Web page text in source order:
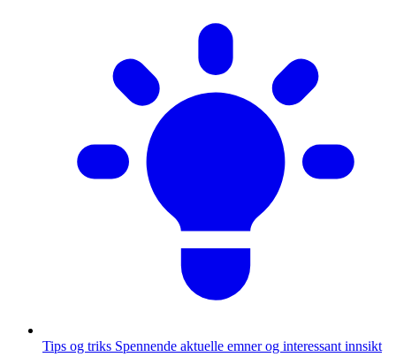
Tips og triks Spennende aktuelle emner og interessant innsikt